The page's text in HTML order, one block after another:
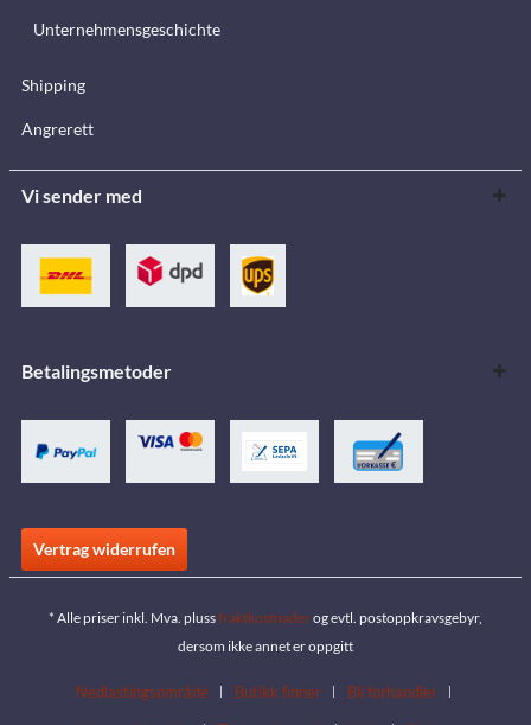
Unternehmensgeschichte
Shipping
Angrerett
Vi sender med
Betalingsmetoder
Vertrag widerrufen
* Alle priser inkl. Mva. plussfraktkostnaderog evtl. postoppkravsgebyr,
dersom ikke annet er oppgitt
Nedlastingsområde Butikk finner
Bli forhandler